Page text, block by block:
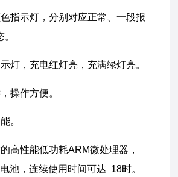
指示灯，分别对应正常、一段报
灯，充电红灯亮，充满绿灯亮。
操作方便。
。
高性能低功耗ARM微处理器，
池，连续使用时间可达 18时。